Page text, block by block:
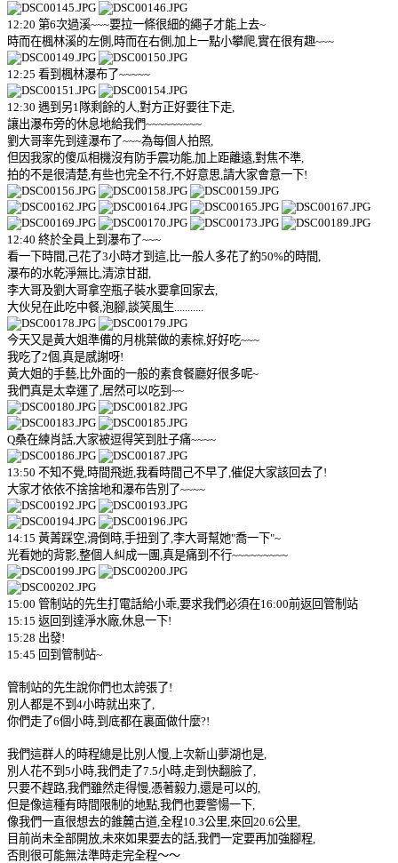
12:20 第6次過溪~~~要拉一條很細的繩子才能上去~
時而在楓林溪的左側,時而在右側,加上一點小攀爬,實在很有趣~~~
12:25 看到楓林瀑布了~~~~~
12:30 遇到另1隊剩餘的人,對方正好要往下走,
讓出瀑布旁的休息地給我們~~~~~~~~~
劉大哥率先到達瀑布了~~~為每個人拍照,
但因我家的傻瓜相機沒有防手震功能,加上距離遠,對焦不準,
拍的不是很清楚,有些也完全不行,不好意思,請大家會意一下!
12:40 終於全員上到瀑布了~~~
看一下時間,己花了3小時才到這,比一般人多花了約50%的時間,
瀑布的水乾淨無比,清涼甘甜,
李大哥及劉大哥拿空瓶子裝水要拿回家去,
大伙兒在此吃中餐,泡腳,談笑風生...........
今天又是黃大姐準備的月桃葉做的素棕,好好吃~~~
我吃了2個,真是感謝呀!
黃大姐的手藝,比外面的一般的素食餐廳好很多呢~
我們真是太幸運了,居然可以吃到~~
Q桑在練肖話,大家被逗得笑到肚子痛~~~~
13:50 不知不覺,時間飛逝,我看時間己不早了,催促大家該回去了!
大家才依依不捨捨地和瀑布告別了~~~~
14:15 黃菁踩空,滑倒時,手扭到了,李大哥幫她"喬一下"~
光看她的背影,整個人糾成一團,真是痛到不行~~~~~~~~~
15:00 管制站的先生打電話給小乖,要求我們必須在16:00前返回管制站
15:15 返回到達淨水廠,休息一下!
15:28 出發!
15:45 回到管制站~
管制站的先生說你們也太誇張了!
別人都是不到4小時就出來了,
你們走了6個小時,到底都在裏面做什麼?!
我們這群人的時程總是比別人慢,上次新山夢湖也是,
別人花不到5小時,我們走了7.5小時,走到快翻臉了,
只要不趕路,我們雖然走得慢,憑著毅力,還是可以的,
但是像這種有時間限制的地點,我們也要警愓一下,
像我們一直很想去的錐麓古道,全程10.3公里,來回20.6公里,
目前尚未全部開放,未來如果要去的話,我們一定要再加強腳程,
否則很可能無法準時走完全程～～